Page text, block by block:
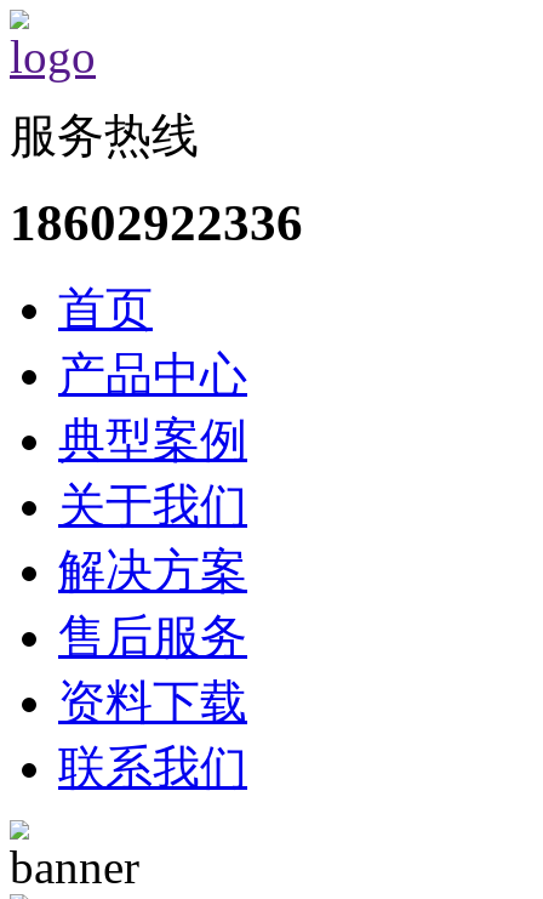
服务热线
18602922336
首页
产品中心
典型案例
关于我们
解决方案
售后服务
资料下载
联系我们